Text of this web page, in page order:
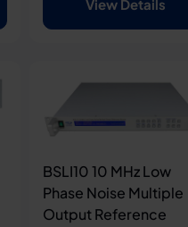
View Details
BSLI10 10 MHz Low
Phase Noise Multiple
Output Reference